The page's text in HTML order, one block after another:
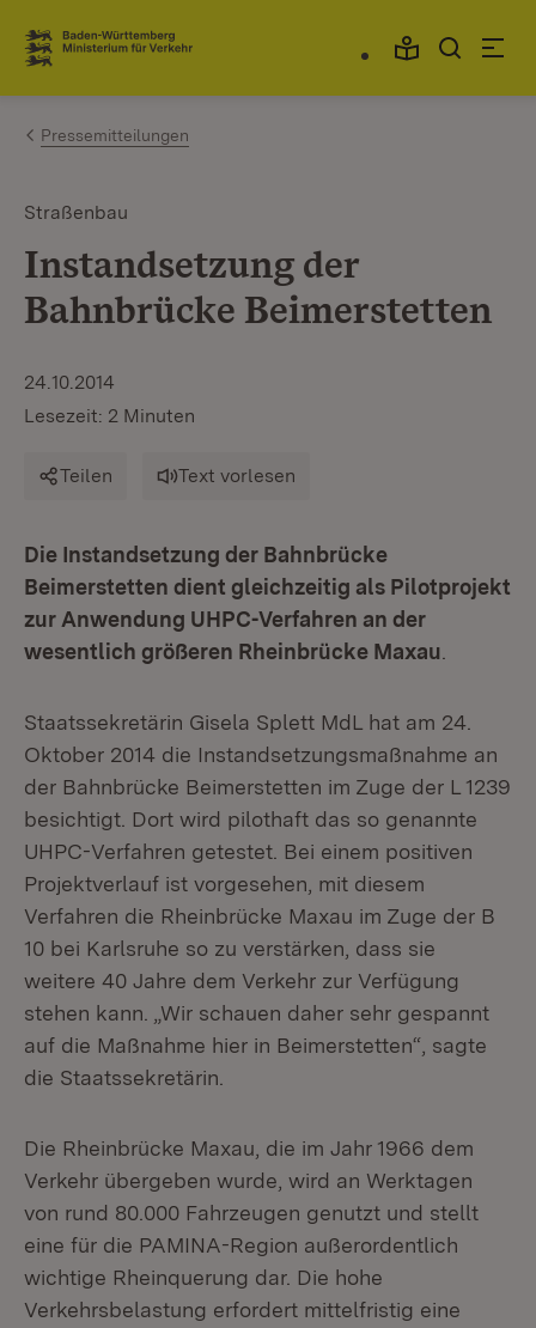
Zum Inhalt springen
Link zur Startseite
Pressemitteilungen
Straßenbau
Instandsetzung der
Bahnbrücke Beimerstetten
24.10.2014
Lesezeit: 2 Minuten
Teilen Text vorlesen
Die Instandsetzung der Bahnbrücke
Beimerstetten dient gleichzeitig als Pilotprojekt
zur Anwendung UHPC-Verfahren an der
wesentlich größeren Rheinbrücke Maxau
Staatssekretärin Gisela Splett MdL hat am 24.
Oktober 2014 die Instandsetzungsmaßnahme an
der Bahnbrücke Beimerstetten im Zuge der L 1239
besichtigt. Dort wird pilothaft das so genannte
UHPC-Verfahren getestet. Bei einem positiven
Projektverlauf ist vorgesehen, mit diesem
Verfahren die Rheinbrücke Maxau im Zuge der B
10 bei Karlsruhe so zu verstärken, dass sie
weitere 40 Jahre dem Verkehr zur Verfügung
stehen kann. „Wir schauen daher sehr gespannt
auf die Maßnahme hier in Beimerstetten“, sagte
die Staatssekretärin.
Die Rheinbrücke Maxau, die im Jahr 1966 dem
Verkehr übergeben wurde, wird an Werktagen
von rund 80.000 Fahrzeugen genutzt und stellt
eine für die PAMINA-Region außerordentlich
wichtige Rheinquerung dar. Die hohe
Verkehrsbelastung erfordert mittelfristig eine